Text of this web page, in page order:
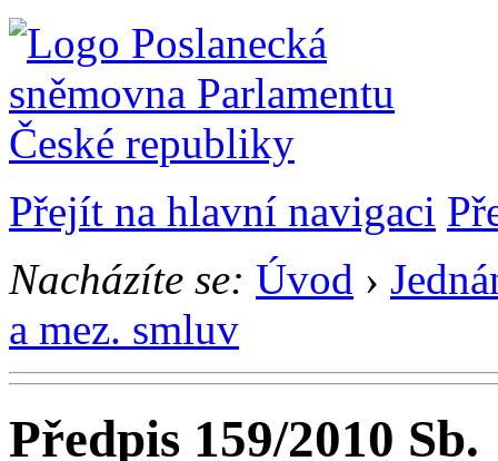
Přejít na hlavní navigaci
Nacházíte se: Úvod ›
a mez. smluv
Předpis 159/2010 Sb.